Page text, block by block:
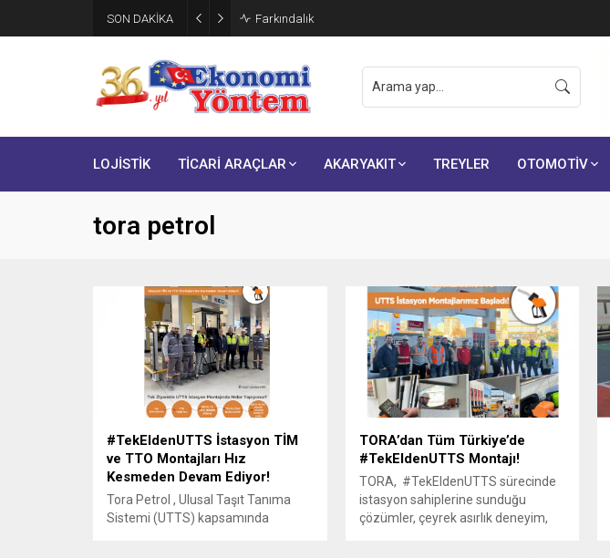
SON DAKİKA Brisa, ikinci çeyrek finansal sonuçlarını açıkladı:
LOJİSTİK TİCARİ ARAÇLAR AKARYAKIT TREYLER OTOMOTİV
tora petrol
#TekEldenUTTS İstasyon TİM
ve TTO Montajları Hız
Kesmeden Devam Ediyor!
Tora Petrol , Ulusal Taşıt Tanıma
Sistemi (UTTS) kapsamında
TORA’dan Tüm Türkiye’de
#TekEldenUTTS Montajı!
TORA, #TekEldenUTTS sürecinde
istasyon sahiplerine sunduğu
çözümler, çeyrek asırlık deneyim,